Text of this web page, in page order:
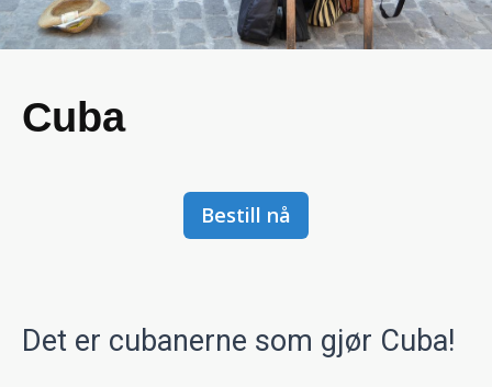
Cuba
Bestill nå
Det er cubanerne som gjør Cuba!